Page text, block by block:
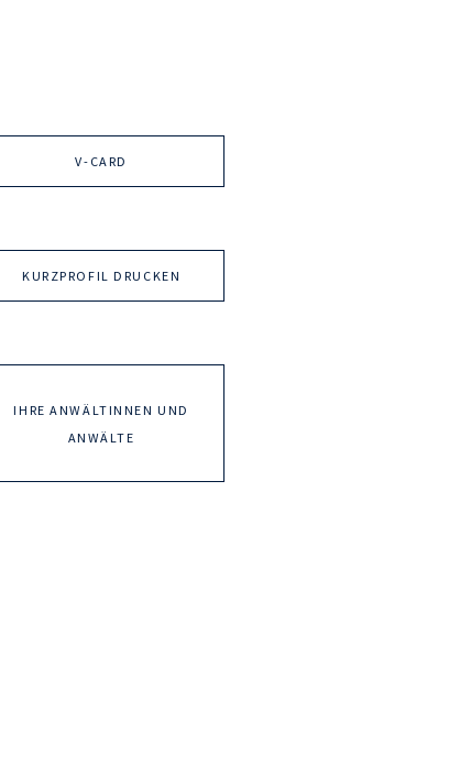
V-CARD
KURZPROFIL DRUCKEN
IHRE ANWÄLTINNEN UND
ANWÄLTE